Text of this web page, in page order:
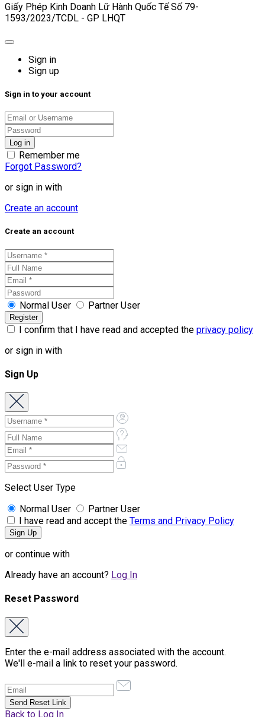
Giấy Phép Kinh Doanh Lữ Hành Quốc Tế Số 79-
1593/2023/TCDL - GP LHQT
Sign in
Sign up
Sign in to your account
Remember me
Forgot Password?
or sign in with
Create an account
Create an account
Normal User Partner User
I confirm that I have read and accepted the privacy policy
or sign in with
Sign Up
Select User Type
Normal User
Partner User
I have read and accept the Terms and Privacy Policy
or continue with
Already have an account? Log In
Reset Password
Enter the e-mail address associated with the account.
We'll e-mail a link to reset your password.
Back to Log In